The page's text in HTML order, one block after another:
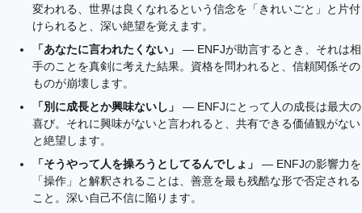
変われる、世界は良くなれるという信念を「きれいごと」と片付
けられると、深い絶望を覚えます。
「あなたに言われたくない」
— ENFJが助言するとき、それは相
手のことを真剣に考えた結果。資格を問われると、信頼関係その
ものが崩壊します。
「別に成長とか興味ないし」
— ENFJにとって人の成長は最大の
喜び。それに興味がないと言われると、共有できる価値観がない
と絶望します。
「そうやって人を操ろうとしてるんでしょ」
— ENFJの影響力を
「操作」と解釈されることは、善意を最も残酷な形で否定される
こと。深い自己不信に陥ります。